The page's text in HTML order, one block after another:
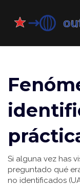
Si alguna vez has
preguntado qué
no identificados